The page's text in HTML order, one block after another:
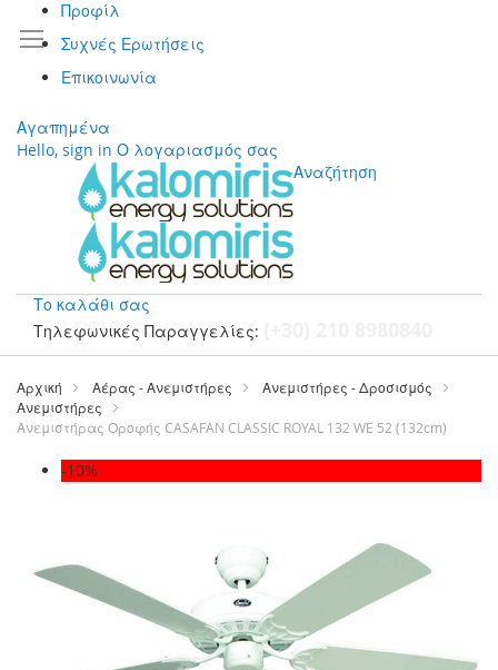
Προφίλ
Συχνές Ερωτήσεις
Επικοινωνία
Αγαπημένα
Hello, sign in Ο λογαριασμός σας
Αναζήτηση
Το καλάθι σας
Τηλεφωνικές Παραγγελίες:
Μετάβαση
περιεχόμενο
Αρχική Αέρας - Ανεμιστήρες
Ανεμιστήρες - Δροσισμός
Ανεμιστήρες
Ανεμιστήρας Οροφής CASAFAN CLASSIC ROYAL 132 WE 52 (132cm)
Μετάβαση
εικόνων
-10%